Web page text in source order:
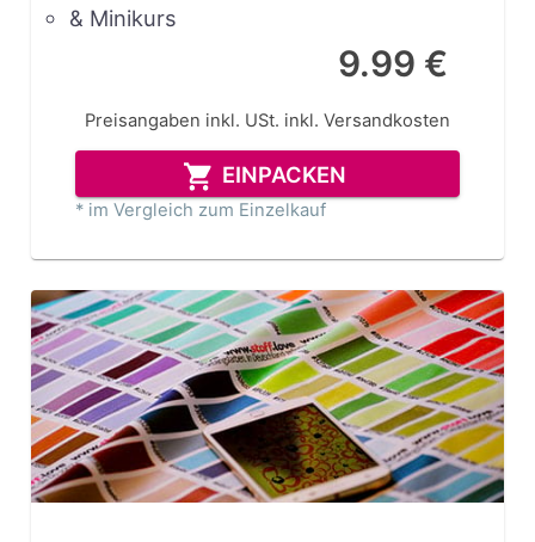
& Minikurs
9.99 €
Preisangaben inkl. USt. inkl. Versandkosten
EINPACKEN
* im Vergleich zum Einzelkauf